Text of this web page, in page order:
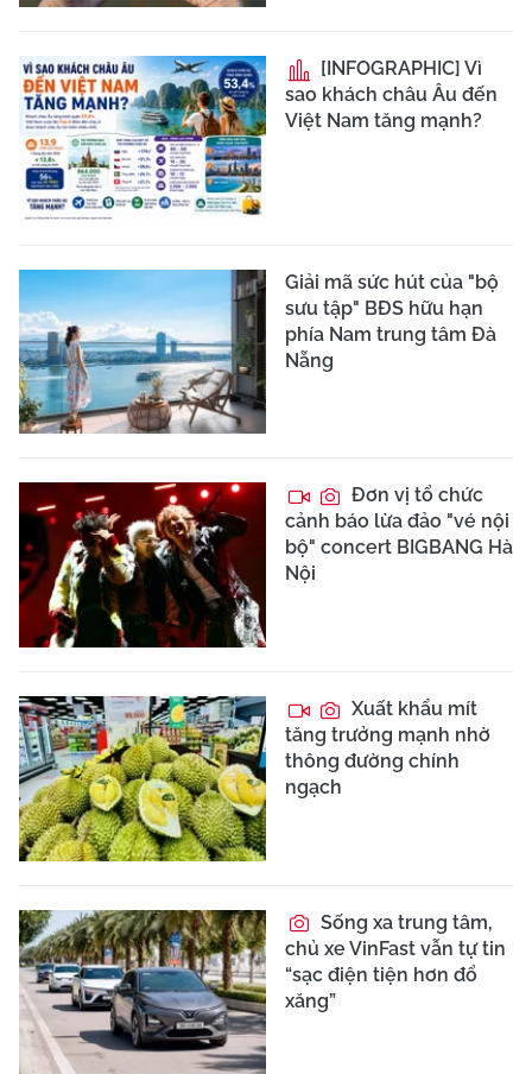
[INFOGRAPHIC] Vì
sao khách châu Âu đến
Việt Nam tăng mạnh?
Giải mã sức hút của "bộ
sưu tập" BĐS hữu hạn
phía Nam trung tâm Đà
Nẵng
Đơn vị tổ chức
cảnh báo lừa đảo "vé nội
bộ" concert BIGBANG Hà
Nội
Xuất khẩu mít
tăng trưởng mạnh nhờ
thông đường chính
ngạch
Sống xa trung tâm,
chủ xe VinFast vẫn tự tin
“sạc điện tiện hơn đổ
xăng”